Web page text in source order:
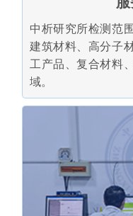
中析研究所检测范
建筑材料、高分子
工产品、复合材料
域。